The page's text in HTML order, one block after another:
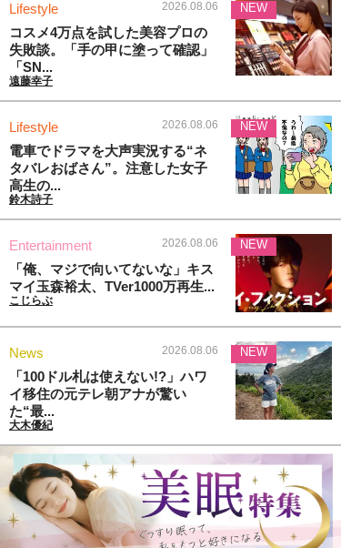
Lifestyle 2026.08.06
コスメ4万点を試した美容プロの
失敗談。「手の甲に塗って確認」
「SN...
遠藤幸子
NEW
Lifestyle 2026.08.06
電車でドラマを大声実況する“ネ
タバレおばさん”。注意した女子
高生の...
鈴木詩子
NEW
Entertainment 2026.08.06
「俺、マジで向いてないな」キス
マイ玉森裕太、TVer1000万再生...
こじらぶ
NEW
News 2026.08.06
「100ドル札は使えない!?」ハワ
イ移住の元テレ朝アナが驚い
た“最...
大木優紀
NEW